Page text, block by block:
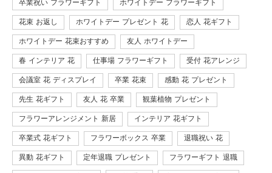
卒業祝い フラワーギフト ホワイトデー フラワーギフト
花束 お返し ホワイトデー プレゼント 花 恋人 花ギフト
ホワイトデー 花束おすすめ 友人 ホワイトデー
春 インテリア 花 仕事場 フラワーギフト 受付 花アレンジ
会議室 花 ディスプレイ 卒業 花束 感動 花 プレゼント
先生 花ギフト 友人 花 卒業 観葉植物 プレゼント
フラワーアレンジメント 新居 インテリア 花ギフト
卒業式 花ギフト フラワーボックス 卒業 退職祝い 花
異動 花ギフト 定年退職 プレゼント フラワーギフト 退職